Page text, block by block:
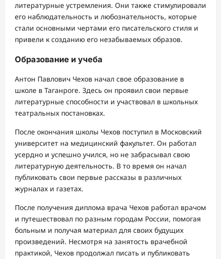
литературные устремления. Они также стимулировали
его наблюдательность и любознательность, которые
стали основными чертами его писательского стиля и
привели к созданию его незабываемых образов.
Образование и учеба
Антон Павлович Чехов начал свое образование в
школе в Таганроге. Здесь он проявил свои первые
литературные способности и участвовал в школьных
театральных постановках.
После окончания школы Чехов поступил в Московский
университет на медицинский факультет. Он работал
усердно и успешно учился, но не забрасывал свою
литературную деятельность. В то время он начал
публиковать свои первые рассказы в различных
журналах и газетах.
После получения диплома врача Чехов работал врачом
и путешествовал по разным городам России, помогая
больным и получая материал для своих будущих
произведений. Несмотря на занятость врачебной
практикой, Чехов продолжал писать и публиковать